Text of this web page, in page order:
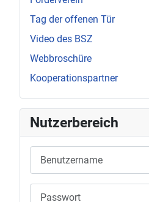
Tag der offenen Tür
Video des BSZ
Webbroschüre
Kooperationspartner
Nutzerbereich